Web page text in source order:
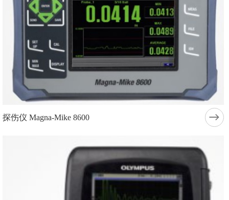
探伤仪 Magna-Mike 8600